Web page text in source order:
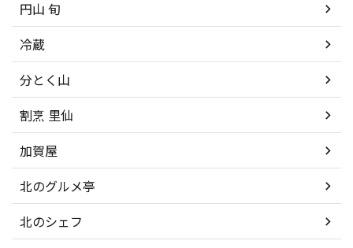
円山 旬
冷蔵
分とく山
割烹 里仙
加賀屋
北のグルメ亭
北のシェフ